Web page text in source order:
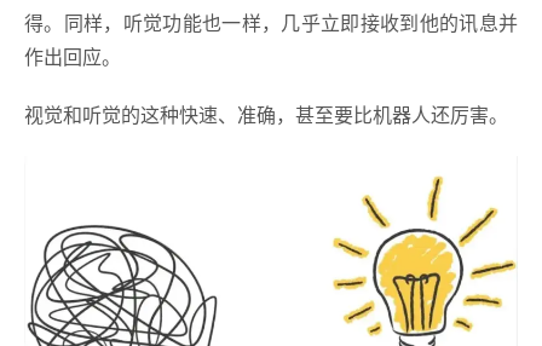
得。同样，听觉功能也一样，几乎立即接收到他的讯息并
作出回应。
视觉和听觉的这种快速、准确，甚至要比机器人还厉害。